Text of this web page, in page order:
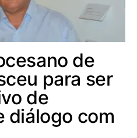
de
para ser
de
diálogo com